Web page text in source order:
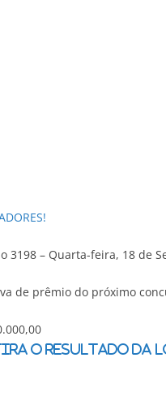
3198 – Quarta-feira, 18 de
de prêmio do próximo
o resultado da